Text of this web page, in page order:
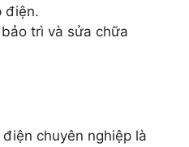
điện.
trì và sửa chữa
chuyên nghiệp là